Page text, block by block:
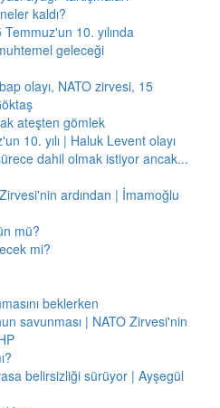
kaldı?
10. yılında
geleceği
olayı, NATO zirvesi, 15
ateşten gömlek
10. yılı | Haluk Levent olayı
dahil olmak istiyor ancak...
ardından | İmamoğlu
mü?
mi?
beklerken
savunması | NATO Zirvesi'nin
belirsizliği sürüyor | Ayşegül